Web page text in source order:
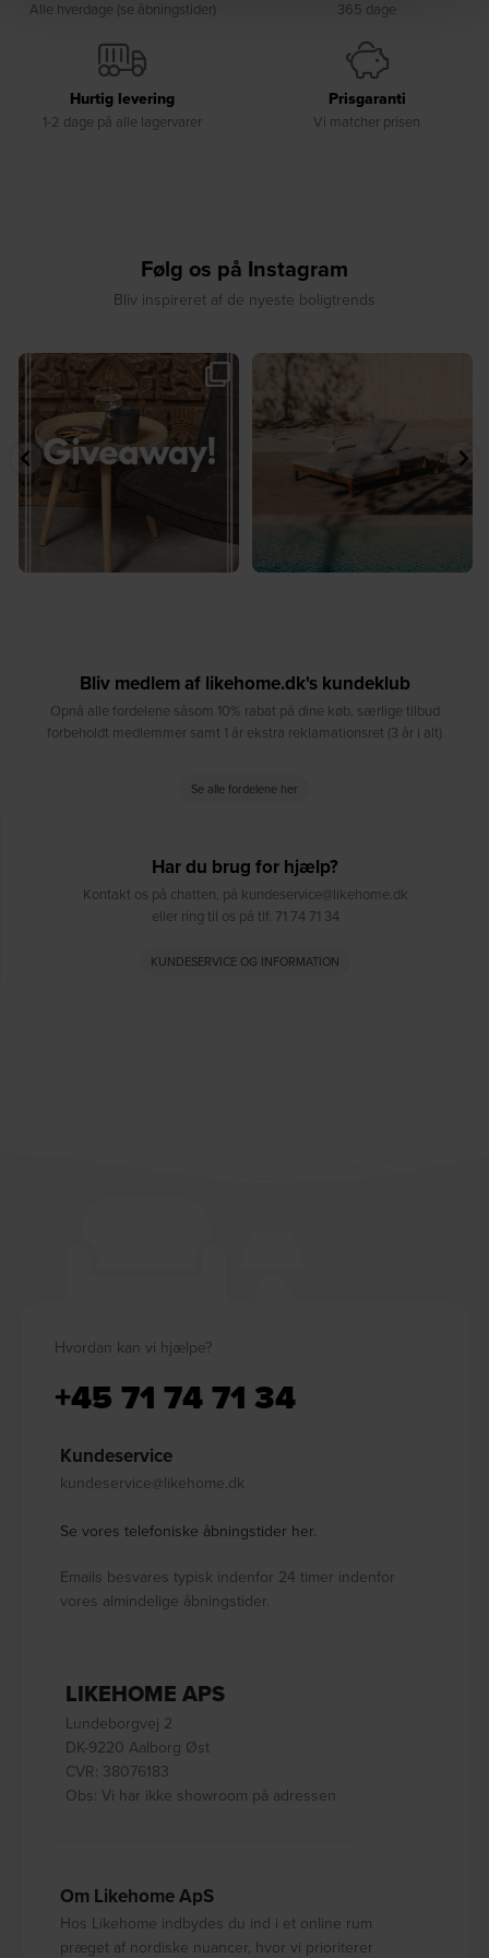
Alle hverdage (se åbningstider) 365 dage
Hurtig levering
1-2 dage på alle lagervarer
Prisgaranti
Vi matcher prisen
Følg os på Instagram
Bliv inspireret af de nyeste boligtrends
🎉 GIVEAWAY 🎉⁠
Vind det stilfulde Sasha...
220 237
☀️ Sommerens favorit til terrassen ☀️⁠
8 0
Bliv medlem af likehome.dk's kundeklub
Opnå alle fordelene såsom 10% rabat på dine køb, særlige tilbud
forbeholdt medlemmer samt 1 år ekstra reklamationsret (3 år i alt)
Se alle fordelene her
Har du brug for hjælp?
Kontakt os på chatten, på kundeservice@likehome.dk
eller ring til os på tlf. 71 74 71 34
KUNDESERVICE OG INFORMATION
Hvordan kan vi hjælpe?
+45 71 74 71 34
Kundeservice
kundeservice@likehome.dk
Se vores telefoniske åbningstider her.
Emails besvares typisk indenfor 24 timer indenfor
vores almindelige åbningstider.
LIKEHOME APS
Lundeborgvej 2
DK-9220 Aalborg Øst
CVR: 38076183
Obs: Vi har ikke showroom på adressen
Om Likehome ApS
Hos Likehome indbydes du ind i et online rum
præget af nordiske nuancer, hvor vi prioriterer